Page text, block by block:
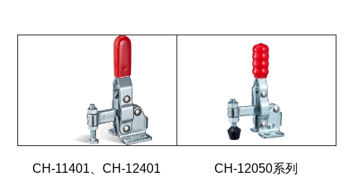
CH-11401、CH-12401 CH-12050系列